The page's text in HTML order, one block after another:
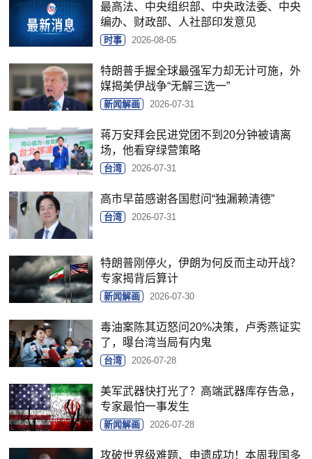
最高法、中央组织部、中央政法委、中央
编办、财政部、人社部印发意见
时事 2026-08-05
特朗普手握全球最强军力却无计可施，外
媒揭美伊战争“无解三选一”
新闻解画 2026-07-31
蒋万安拜会民进党团不到20分钟被请离
场，他看穿绿营策略
台湾 2026-07-31
高市早苗感谢各国慰问“独漏赖清德”
台湾 2026-07-31
特朗普刚停火，伊朗为何反而主动开战？
专家揭背后算计
新闻解画 2026-07-30
毒油案陈其迈怒问20%决策，卢秀燕证实
了，曝台湾当局有内鬼
台湾 2026-07-28
美军武器快打光了？高端武器库存告急，
专家最怕一事发生
新闻解画 2026-07-28
攻破世界级难题、申遗成功！本周我国多